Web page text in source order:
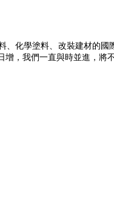
、化學塗料、改裝建材的
，我們一直與時並進，